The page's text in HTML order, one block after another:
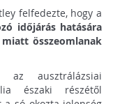
felfedezte, hogy a
időjárás hatására
összeomlanak
az ausztrálázsiai
északi részétől